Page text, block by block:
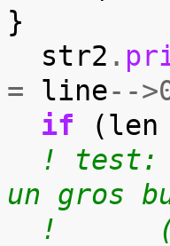
}
str2 .
=
line-->
if
(len
! test:
un gros
!